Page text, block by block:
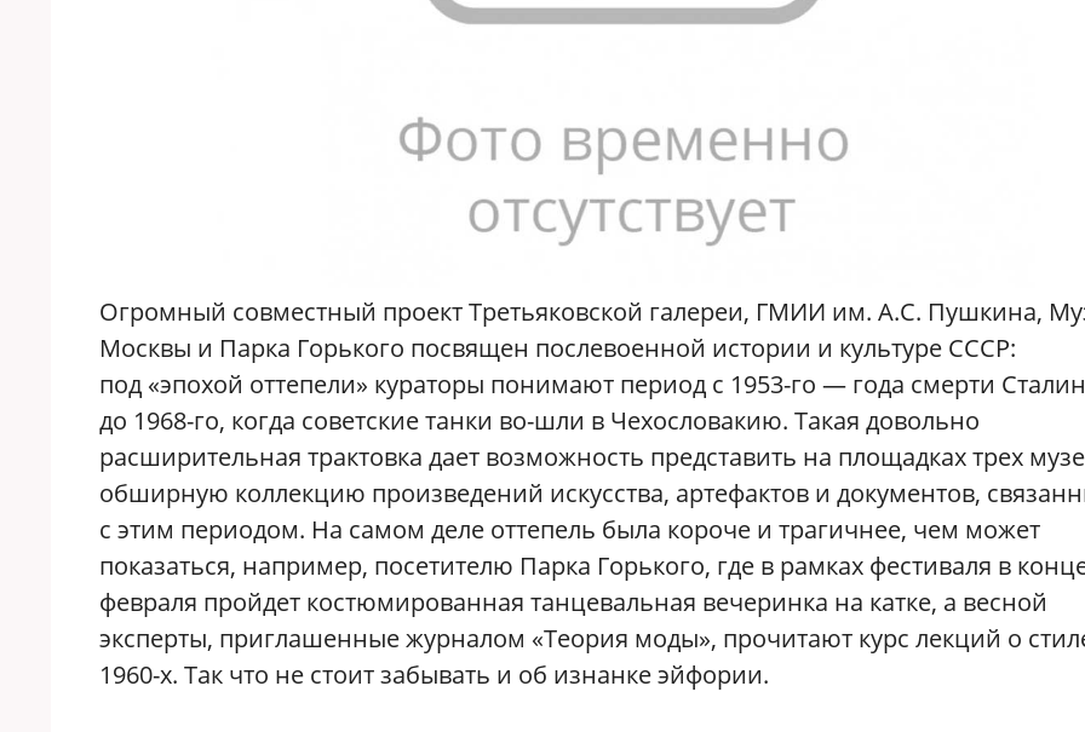
Огромный совместный проект Третьяковской галереи, ГМИИ им. А.С. Пушкина,
Москвы и Парка Горького посвящен послевоенной истории и культуре СССР:
под «эпохой оттепели» кураторы понимают период с 1953-го — года смерти
до 1968-го, когда советские танки во-шли в Чехословакию. Такая довольно
расширительная трактовка дает возможность представить на площадках трех
обширную коллекцию произведений искусства, артефактов и документов,
с этим периодом. На самом деле оттепель была короче и трагичнее, чем может
показаться, например, посетителю Парка Горького, где в рамках фестиваля в
февраля пройдет костюмированная танцевальная вечеринка на катке, а весной
эксперты, приглашенные журналом «Теория моды», прочитают курс лекций о
1960-х. Так что не стоит забывать и об изнанке эйфории.